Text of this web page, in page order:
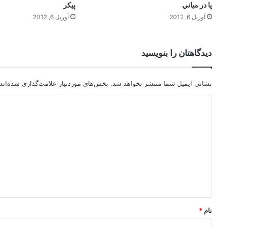
پا در مياني
آوریل 6, 2012
پيکر
آوریل 6, 2012
دیدگاهتان را بنویسید
نشانی ایمیل شما منتشر نخواهد شد. بخش‌های موردنیاز علامت‌گذاری شده‌اند
نام *